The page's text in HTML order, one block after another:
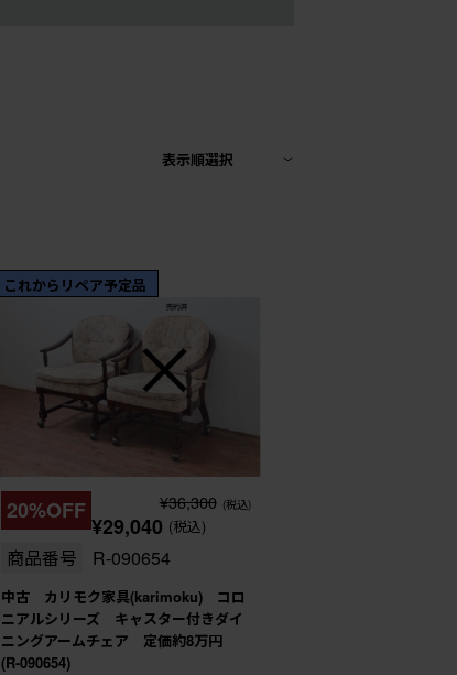
表示順選択
これからリペア予定品
20%OFF ¥36,300 (税込)
¥29,040 (税込)
商品番号 R-090654
中古 カリモク家具(karimoku) コロ
ニアルシリーズ キャスター付きダイ
ニングアームチェア 定価約8万円
(R-090654)